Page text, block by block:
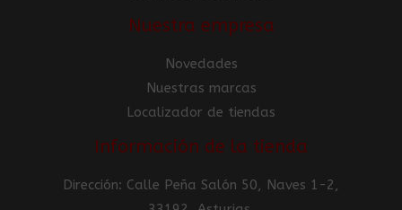
Nuestra empresa
Novedades
Nuestras marcas
Localizador de tiendas
Información de la tienda
Dirección: Calle Peña Salón 50, Naves 1-2,